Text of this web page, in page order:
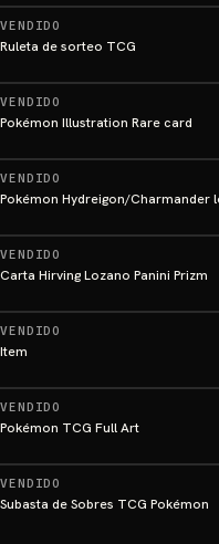
VENDIDO
Ruleta de sorteo TCG
VENDIDO
Pokémon Illustration Rare card
VENDIDO
Pokémon Hydreigon/Charmander
VENDIDO
Carta Hirving Lozano Panini Prizm
VENDIDO
Item
VENDIDO
Pokémon TCG Full Art
VENDIDO
Subasta de Sobres TCG Pokémon